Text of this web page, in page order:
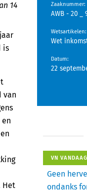
14
is
van
Het
Zaaknummer:
AWB - 20 _
Wetsartikelen:
Wet
Datum:
22
VN VANDAAG
Geen
ondanks